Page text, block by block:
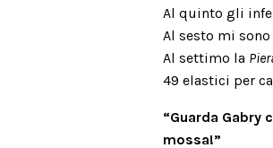
Al quinto gli
Al sesto mi sono
Al settimo la
49 elastici per
“Guarda Gabry
mossa!”